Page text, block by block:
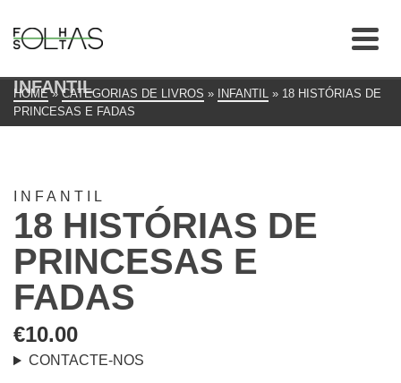
INFANTIL
HOME » CATEGORIAS DE LIVROS » INFANTIL » 18 HISTÓRIAS DE
PRINCESAS E FADAS
INFANTIL
18 HISTÓRIAS DE
PRINCESAS E
FADAS
€10.00
CONTACTE-NOS